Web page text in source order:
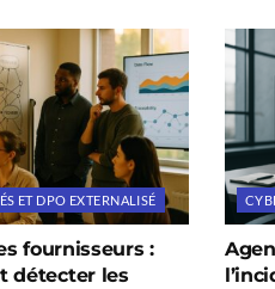
ET DPO EXTERNALISÉ
fournisseurs :
détecter les